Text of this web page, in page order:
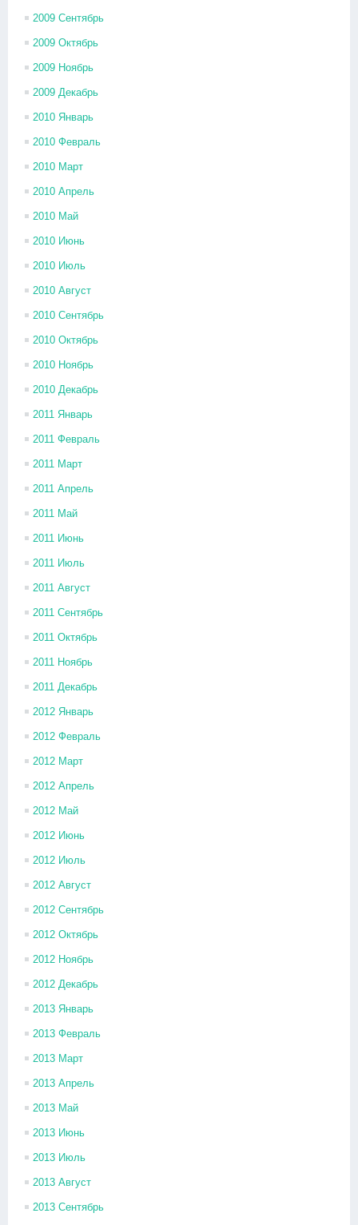
2009 Сентябрь
2009 Октябрь
2009 Ноябрь
2009 Декабрь
2010 Январь
2010 Февраль
2010 Март
2010 Апрель
2010 Май
2010 Июнь
2010 Июль
2010 Август
2010 Сентябрь
2010 Октябрь
2010 Ноябрь
2010 Декабрь
2011 Январь
2011 Февраль
2011 Март
2011 Апрель
2011 Май
2011 Июнь
2011 Июль
2011 Август
2011 Сентябрь
2011 Октябрь
2011 Ноябрь
2011 Декабрь
2012 Январь
2012 Февраль
2012 Март
2012 Апрель
2012 Май
2012 Июнь
2012 Июль
2012 Август
2012 Сентябрь
2012 Октябрь
2012 Ноябрь
2012 Декабрь
2013 Январь
2013 Февраль
2013 Март
2013 Апрель
2013 Май
2013 Июнь
2013 Июль
2013 Август
2013 Сентябрь